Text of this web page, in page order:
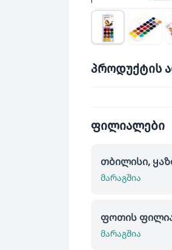
პროდუქტის
ფილიალები
თბილისი,
მარაგშია
ფოთის
მარაგშია